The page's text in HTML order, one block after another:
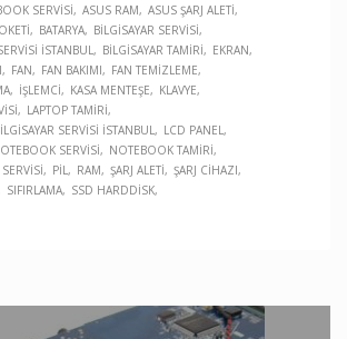
SERVISI
ASUS RAM
ASUS ŞARJ ALETI
BATARYA
BILGISAYAR SERVISI
İSTANBUL
BILGISAYAR TAMIRI
EKRAN
FAN FAN BAKIMI
FAN TEMIZLEME
İŞLEMCI KASA MENTEŞE
KLAVYE
LAPTOP TAMIRI
SERVISI İSTANBUL
LCD PANEL
SERVISI
NOTEBOOK TAMIRI
PIL RAM ŞARJ ALETI
ŞARJ CIHAZI
SIFIRLAMA SSD HARDDISK